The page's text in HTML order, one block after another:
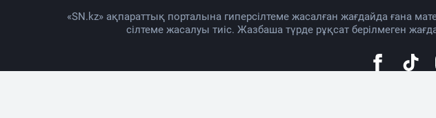
«SN.kz» ақпараттық порталына гиперсілтеме жасалған жағдайда ғана
сілтеме жасалуы тиіс. Жазбаша түрде рұқсат берілмеген